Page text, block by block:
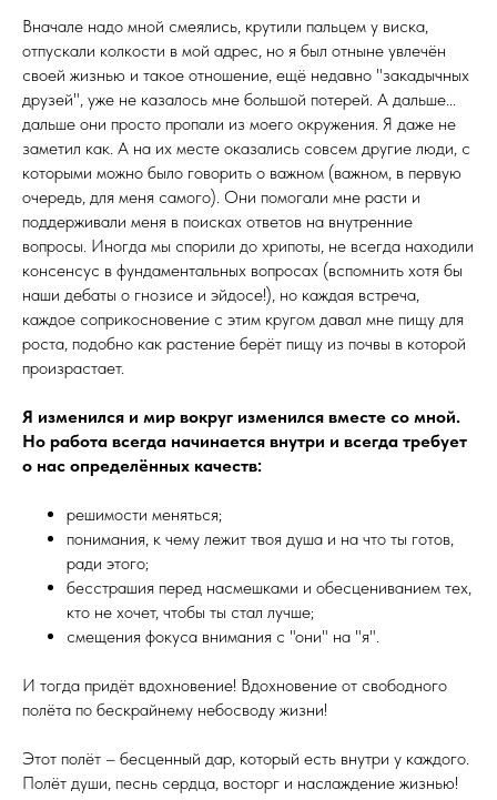
Вначале надо мной смеялись, крутили пальцем у виска,
отпускали колкости в мой адрес, но я был отныне увлечён
своей жизнью и такое отношение, ещё недавно "закадычных
друзей", уже не казалось мне большой потерей. А дальше...
дальше они просто пропали из моего окружения. Я даже не
заметил как. А на их месте оказались совсем другие люди, с
которыми можно было говорить о важном (важном, в первую
очередь, для меня самого). Они помогали мне расти и
поддерживали меня в поисках ответов на внутренние
вопросы. Иногда мы спорили до хрипоты, не всегда находили
консенсус в фундаментальных вопросах (вспомнить хотя бы
наши дебаты о гнозисе и эйдосе!), но каждая встреча,
каждое соприкосновение с этим кругом давал мне пищу для
роста, подобно как растение берёт пищу из почвы в которой
произрастает.
Я изменился и мир вокруг изменился вместе со мной.
Но работа всегда начинается внутри и всегда требует
о нас определённых качеств:
решимости меняться;
понимания, к чему лежит твоя душа и на что ты готов,
ради этого;
бесстрашия перед насмешками и обесцениванием тех,
кто не хочет, чтобы ты стал лучше;
смещения фокуса внимания с "они" на "я".
И тогда придёт вдохновение! Вдохновение от свободного
полёта по бескрайнему небосводу жизни!
Этот полёт – бесценный дар, который есть внутри у каждого.
Полёт души, песнь сердца, восторг и наслаждение жизнью!